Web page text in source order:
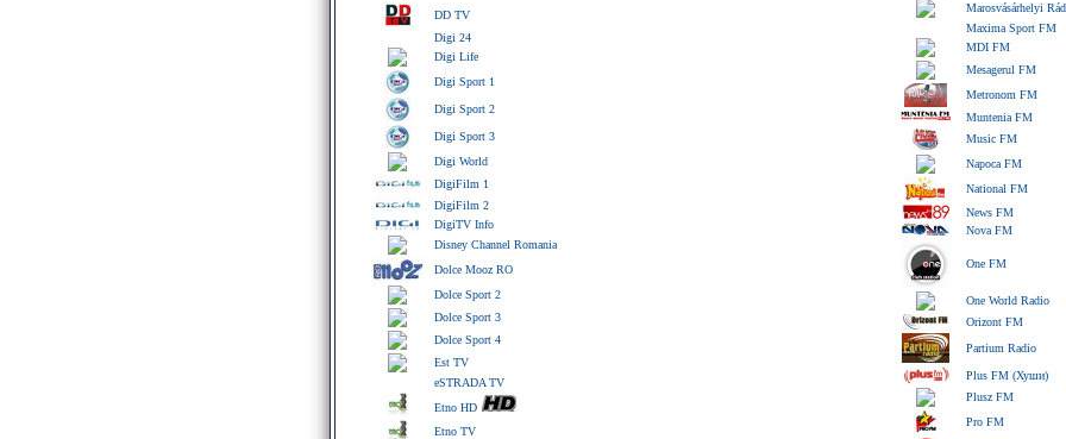
DD TV
Digi 24
Digi Life
Digi Sport 1
Digi Sport 2
Digi Sport 3
Digi World
DigiFilm 1
DigiFilm 2
DigiTV Info
Disney Channel Romania
Dolce Mooz RO
Dolce Sport 2
Dolce Sport 3
Dolce Sport 4
Est TV
eSTRADA TV
Etno HD
Etno TV
Marosvásárhelyi
Maxima Sport FM
MDI FM
Mesagerul FM
Metronom FM
Muntenia FM
Music FM
Napoca FM
National FM
News FM
Nova FM
One FM
One World Radio
Orizont FM
Partium Radio
Plus FM (Хуши)
Plusz FM
Pro FM